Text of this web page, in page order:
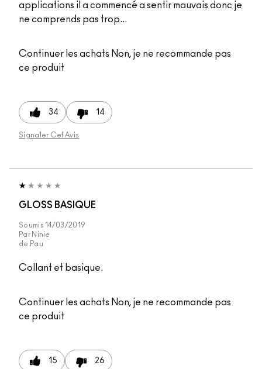
applications il a commencé a sentir mauvais donc je
ne comprends pas trop...
Continuer les achats Non, je ne recommande pas
ce produit
34 14
Signaler Cet Avis
GLOSS BASIQUE
Soumis14/03/2019
Par Ninie
de Pau
Collant et basique.
Continuer les achats Non, je ne recommande pas
ce produit
15 26